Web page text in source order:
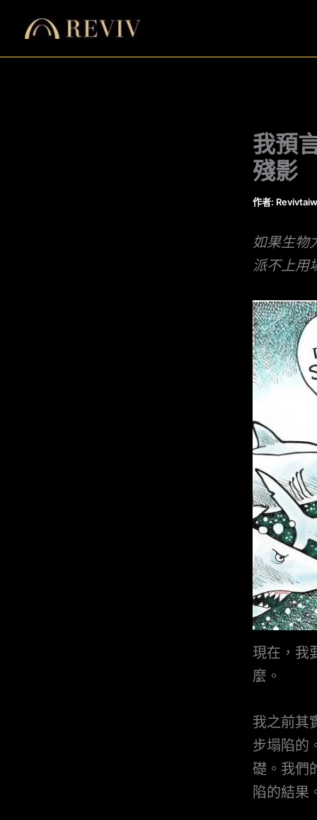
我預
殘影
作者:
如果生物
派不上用
現在，我
麼。
我之前其
步塌陷的
礎。我們
陷的結果